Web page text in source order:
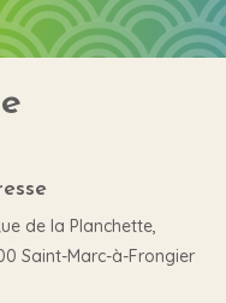
de la Planchette,
Saint-Marc-à-Frongier